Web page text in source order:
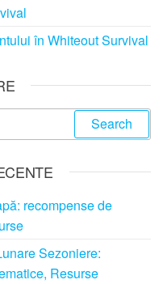
în Whiteout Survival
recompense de
Sezoniere:
Resurse